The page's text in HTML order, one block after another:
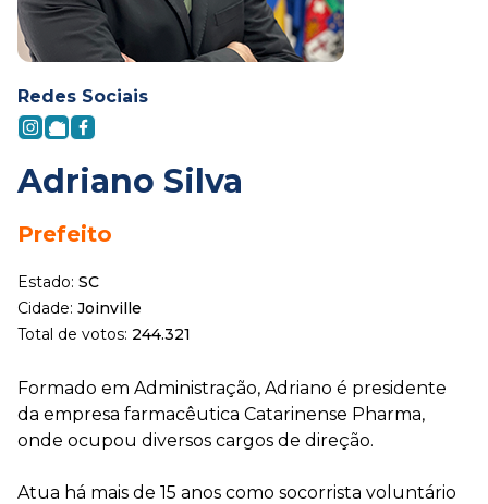
Redes Sociais
Adriano Silva
Prefeito
Estado: SC
Cidade: Joinville
Total de votos: 244.321
Formado em Administração, Adriano é presidente
da empresa farmacêutica Catarinense Pharma,
onde ocupou diversos cargos de direção.
Atua há mais de 15 anos como socorrista voluntário